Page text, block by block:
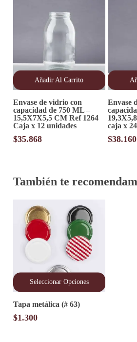
Añadir Al Carrito
Envase de vidrio con
capacidad de 750 ML –
15,5X7X5,5 CM Ref 1264
Caja x 12 unidades
$35.868
Envase
caja x
$38.160
También te
Seleccionar Opciones
producto
tiene
múltiples
Tapa metálica (# 63)
$1.300